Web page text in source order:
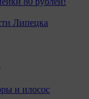
Липецка
и илосос